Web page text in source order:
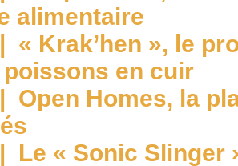
alimentaire
| « Krak’hen », le
poissons en cuir
| Open Homes, la
| Le « Sonic Slinger